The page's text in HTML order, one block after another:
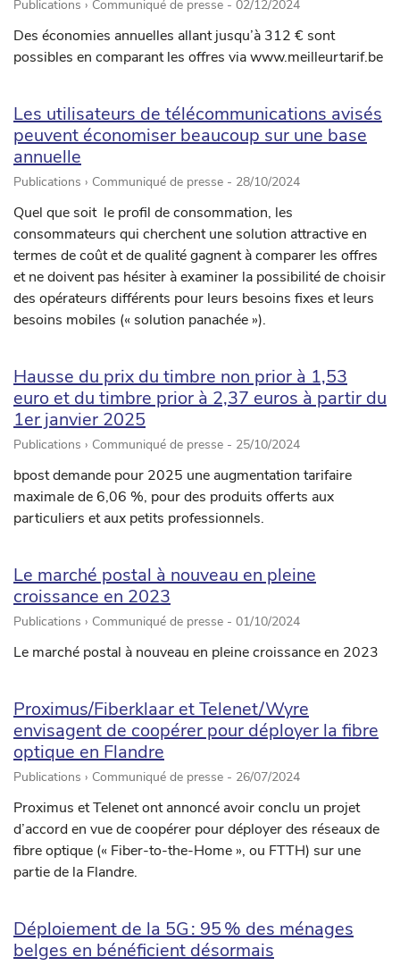
Publications › Communiqué de presse - 02/12/2024
Des économies annuelles allant jusqu’à 312 € sont
possibles en comparant les offres via www.meilleurtarif.be
Les utilisateurs de télécommunications avisés
peuvent économiser beaucoup sur une base
annuelle
Publications › Communiqué de presse - 28/10/2024
Quel que soit le profil de consommation, les
consommateurs qui cherchent une solution attractive en
termes de coût et de qualité gagnent à comparer les offres
et ne doivent pas hésiter à examiner la possibilité de choisir
des opérateurs différents pour leurs besoins fixes et leurs
besoins mobiles (« solution panachée »).
Hausse du prix du timbre non prior à 1,53
euro et du timbre prior à 2,37 euros à partir du
1er janvier 2025
Publications › Communiqué de presse - 25/10/2024
bpost demande pour 2025 une augmentation tarifaire
maximale de 6,06 %, pour des produits offerts aux
particuliers et aux petits professionnels.
Le marché postal à nouveau en pleine
croissance en 2023
Publications › Communiqué de presse - 01/10/2024
Le marché postal à nouveau en pleine croissance en 2023
Proximus/Fiberklaar et Telenet/Wyre
envisagent de coopérer pour déployer la fibre
optique en Flandre
Publications › Communiqué de presse - 26/07/2024
Proximus et Telenet ont annoncé avoir conclu un projet
d’accord en vue de coopérer pour déployer des réseaux de
fibre optique (« Fiber-to-the-Home », ou FTTH) sur une
partie de la Flandre.
Déploiement de la 5G : 95 % des ménages
belges en bénéficient désormais